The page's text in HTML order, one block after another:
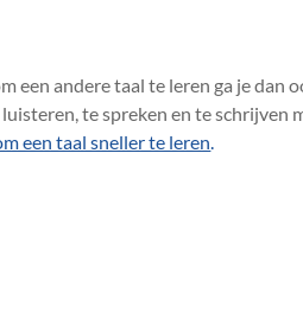
een andere taal te leren ga je dan
te spreken en te schrijven
een taal sneller te leren.